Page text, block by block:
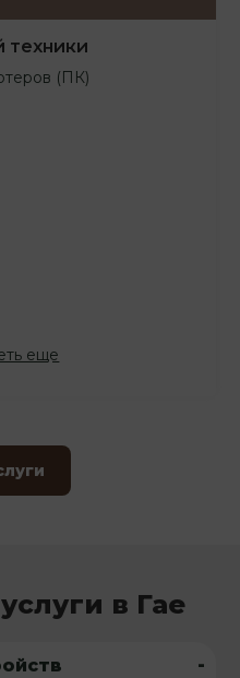
техники
(ПК)
еще
в Гае
-